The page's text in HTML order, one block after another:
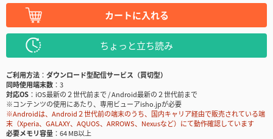
カートに入れる
ちょっと立ち読み
ご利用方法
ダウンロード型配信サービス（買切型）
同時使用端末数
3
対応OS
iOS最新の２世代前まで / Android最新の２世代前まで
※コンテンツの使用にあたり、専用ビューアisho.jpが必要
※Androidは、Android２世代前の端末のうち、国内キャリア経由で販売されている端
末（Xperia、GALAXY、AQUOS、ARROWS、Nexusなど）にて動作確認しています
必要メモリ容量
64 MB以上